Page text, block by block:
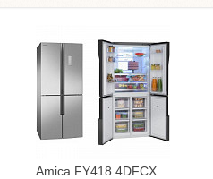
Amica FY418.4DFCX